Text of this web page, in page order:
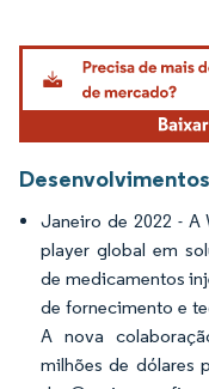
Imagem © Mordor
Janeiro de 2022 - A
player global em
de medicamentos
de fornecimento e
A nova
milhões de dólares